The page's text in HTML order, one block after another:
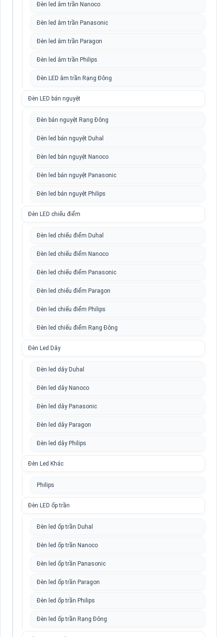
Đèn led âm trần Nanoco
Đèn led âm trần Panasonic
Đèn led âm trần Paragon
Đèn led âm trần Philips
Đèn LED âm trần Rạng Đông
Đèn LED bán nguyệt
Đèn bán nguyệt Rạng Đông
Đèn led bán nguyệt Duhal
Đèn led bán nguyệt Nanoco
Đèn led bán nguyệt Panasonic
Đèn led bán nguyệt Philips
Đèn LED chiếu điểm
Đèn led chiếu điểm Duhal
Đèn led chiếu điểm Nanoco
Đèn led chiếu điểm Panasonic
Đèn led chiếu điểm Paragon
Đèn led chiếu điểm Philips
Đèn led chiếu điểm Rạng Đông
Đèn Led Dây
Đèn led dây Duhal
Đèn led dây Nanoco
Đèn led dây Panasonic
Đèn led dây Paragon
Đèn led dây Philips
Đèn Led Khác
Philips
Đèn LED ốp trần
Đèn led ốp trần Duhal
Đèn led ốp trần Nanoco
Đèn led ốp trần Panasonic
Đèn led ốp trần Paragon
Đèn led ốp trần Philips
Đèn led ốp trần Rạng Đông